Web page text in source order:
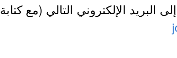
البريد الإلكتروني التالي (مع